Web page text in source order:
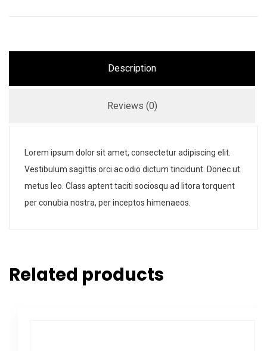
Description
Reviews (0)
Lorem ipsum dolor sit amet, consectetur adipiscing elit.
Vestibulum sagittis orci ac odio dictum tincidunt. Donec ut
metus leo. Class aptent taciti sociosqu ad litora torquent
per conubia nostra, per inceptos himenaeos.
Related products